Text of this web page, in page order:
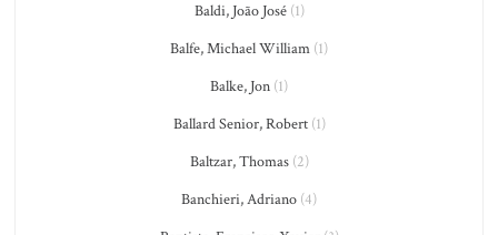
Baldi, João José(1)
Balfe, Michael William (1)
Balke, Jon (1)
Ballard Senior, Robert(1)
Baltzar, Thomas(2)
Banchieri, Adriano (4)